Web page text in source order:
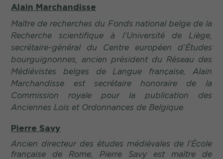
Alain Marchandisse
Maître de recherches du Fonds national belge de la
Recherche scientifique à l’Université de Liège,
secrétaire-général du Centre européen d’Études
bourguignonnes, ancien président du Réseau des
Médiévistes belges de Langue française, Alain
Marchandisse est secrétaire honoraire de la
Commission royale pour la publication des
Anciennes Lois et Ordonnances de Belgique.
Pierre Savy
Ancien directeur des études médiévales de l’École
française de Rome, Pierre Savy est maître de